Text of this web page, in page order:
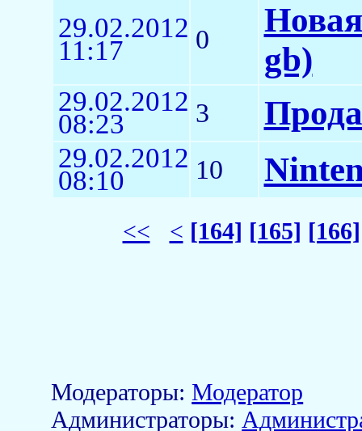
29.02.2012
11:17 0
gb)
29.02.2012
08:23 3
29.02.2012
08:10 10
<< < [164] [165] [166]
Модераторы:Модератор
Aдминистраторы: